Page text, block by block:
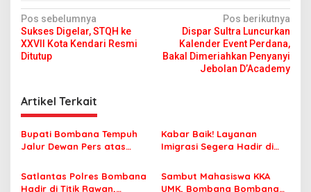
N
a
v
g
a
s
i
p
Pos sebelumnya
Sukses Digelar, STQH ke
XXVII Kota Kendari Resmi
Ditutup
Pos berikutnya
Dispar Sultra Luncurkan
Kalender Event Perdana,
Bakal Dimeriahkan Penyanyi
Jebolan D’Academy
Artikel Terkait
Bupati Bombana Tempuh
Jalur Dewan Pers atas
Korupsi Jembatan Cirauci II
Kabar Baik! Layanan
Imigrasi Segera Hadir di
Perlu Lagi ke Kendari
Satlantas Polres Bombana
Hadir di Titik Rawan,
Sambut Mahasiswa KKA
UMK, Bombana Bombana